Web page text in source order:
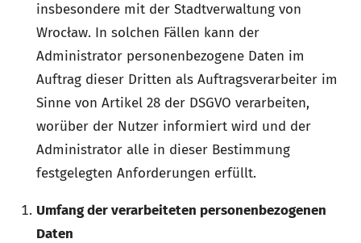
insbesondere mit der Stadtverwaltung von
Wrocław. In solchen Fällen kann der
Administrator personenbezogene Daten im
Auftrag dieser Dritten als Auftragsverarbeiter im
Sinne von Artikel 28 der DSGVO verarbeiten,
worüber der Nutzer informiert wird und der
Administrator alle in dieser Bestimmung
festgelegten Anforderungen erfüllt.
Umfang der verarbeiteten personenbezogenen
Daten